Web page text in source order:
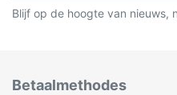
Blijf op de hoogte van nieuws,
Betaalmethodes